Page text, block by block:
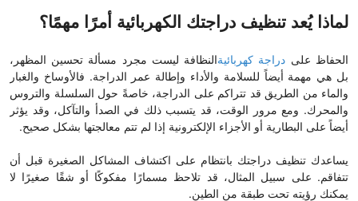
لماذا يُعد تنظيف دراجتك الكهربائية أمرًا مهمًا؟
الحفاظ على دراجة كهربائية النظافة ليست مجرد مسألة تحسين المظهر،
بل هي مهمة أيضاً للسلامة والأداء وإطالة عمر الدراجة. فالأوساخ والغبار
والماء من الطريق قد تتراكم على الدراجة، خاصةً حول السلسلة والتروس
والمحرك. ومع مرور الوقت، قد يتسبب ذلك في الصدأ والتآكل، وقد يؤثر
أيضاً على البطارية أو الأجزاء الإلكترونية إذا لم تتم معالجتها بشكل صحيح.
يساعدك تنظيف دراجتك بانتظام على اكتشاف المشاكل الصغيرة قبل أن
تتفاقم. على سبيل المثال، قد تلاحظ مسمارًا مفكوكًا أو شقًا صغيرًا لا
يمكنك رؤيته تحت طبقة من الطين.